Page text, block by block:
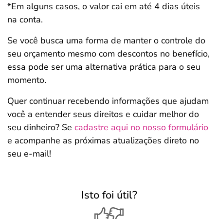
*Em alguns casos, o valor cai em até 4 dias úteis
na conta.
Se você busca uma forma de manter o controle do
seu orçamento mesmo com descontos no benefício,
essa pode ser uma alternativa prática para o seu
momento.
Quer continuar recebendo informações que ajudam
você a entender seus direitos e cuidar melhor do
seu dinheiro? Se cadastre aqui no nosso formulário
e acompanhe as próximas atualizações direto no
seu e-mail!
Isto foi útil?